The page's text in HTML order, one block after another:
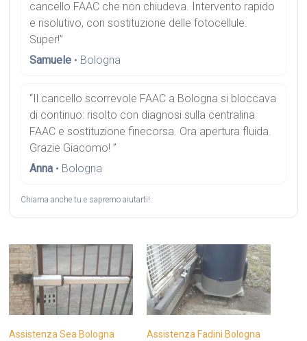
cancello FAAC che non chiudeva. Intervento rapido
e risolutivo, con sostituzione delle fotocellule.
Super!”
Samuele • Bologna
“Il cancello scorrevole FAAC a Bologna si bloccava
di continuo: risolto con diagnosi sulla centralina
FAAC e sostituzione finecorsa. Ora apertura fluida.
Grazie Giacomo! ”
Anna • Bologna
Chiama anche tu e sapremo aiutarti!.
Assistenza Sea Bologna
Assistenza Fadini Bologna